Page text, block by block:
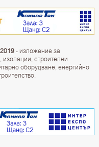
- изложение за
изолации, строителни
оборудване, енергийно